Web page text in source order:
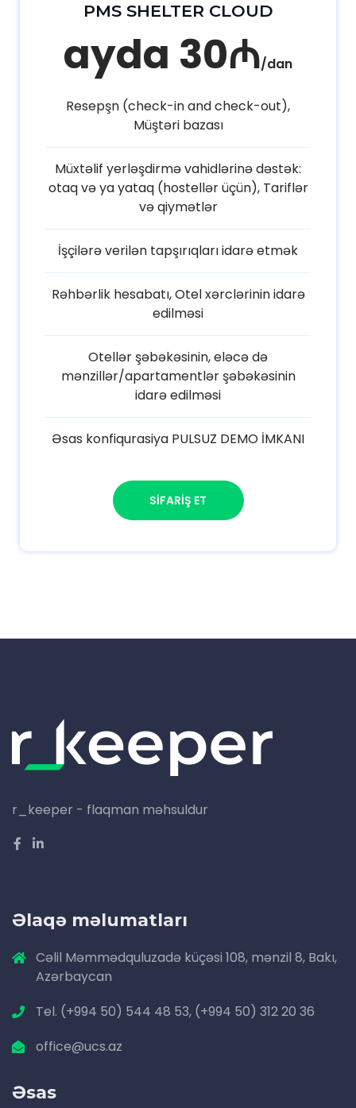
PMS SHELTER CLOUD
ayda 30₼/dan
Resepşn (check-in and check-out),
Müştəri bazası
Müxtəlif yerləşdirmə vahidlərinə dəstək:
otaq və ya yataq (hostellər üçün), Tariflər
və qiymətlər
İşçilərə verilən tapşırıqları idarə etmək
Rəhbərlik hesabatı, Otel xərclərinin idarə
edilməsi
Otellər şəbəkəsinin, eləcə də
mənzillər/apartamentlər şəbəkəsinin
idarə edilməsi
Əsas konfiqurasiya PULSUZ DEMO İMKANI
SIFARIŞ ET
r_keeper - flaqman məhsuldur
Əlaqə məlumatları
Cəlil Məmmədquluzadə küçəsi 108, mənzil 8, Bakı,
Azərbaycan
Tel. (+994 50) 544 48 53, (+994 50) 312 20 36
office@ucs.az
Əsas